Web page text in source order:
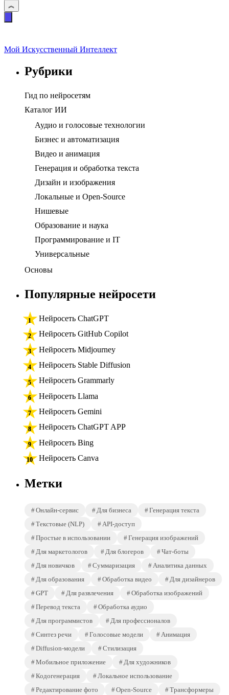
Мой Искусственный Интеллект
Рубрики
Гид по нейросетям
Каталог ИИ
Аудио и голосовые технологии
Бизнес и автоматизация
Видео и анимация
Генерация и обработка текста
Дизайн и изображения
Локальные и Open-Source
Нишевые
Образование и наука
Программирование и IT
Универсальные
Основы
Популярные нейросети
Нейросеть ChatGPT
Нейросеть GitHub Copilot
Нейросеть Midjourney
Нейросеть Stable Diffusion
Нейросеть Grammarly
Нейросеть Llama
Нейросеть Gemini
Нейросеть ChatGPT APP
Нейросеть Bing
Нейросеть Canva
Метки
Онлайн-сервис Для бизнеса
Генерация текста
Текстовые (NLP)
API-доступ
Простые в использовании
Генерация изображений
Для маркетологов
Для блогеров
Чат-боты
Для новичков
Суммаризация
Аналитика данных
Для образования
Обработка видео
Для дизайнеров
GPT
Для развлечения
Обработка изображений
Перевод текста
Обработка аудио
Для программистов
Для профессионалов
Синтез речи
Голосовые модели
Анимация
Diffusion-модели
Стилизация
Мобильное приложение
Для художников
Кодогенерация
Локальное использование
Редактирование фото
Open-Source Трансформеры